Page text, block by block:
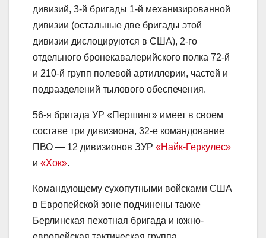
дивизий, 3-й бригады 1-й механизированной
дивизии (остальные две бригады этой
дивизии дислоцируются в США), 2-го
отдельного бронекавалерийского полка 72-й
и 210-й групп полевой артиллерии, частей и
подразделений тылового обеспечения.
56-я бригада УР «Першинг» имеет в своем
составе три дивизиона, 32-е командование
ПВО — 12 дивизионов ЗУР «Найк-Геркулес»
и «Хок».
Командующему сухопутными войсками США
в Европейской зоне подчинены также
Берлинская пехотная бригада и южно-